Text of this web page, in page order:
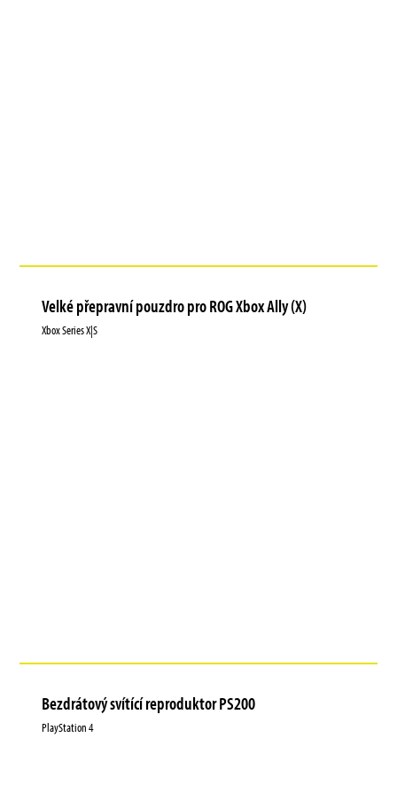
Velké přepravní pouzdro pro ROG Xbox Ally (X)
Xbox Series X|S
Bezdrátový svítící reproduktor PS200
PlayStation 4